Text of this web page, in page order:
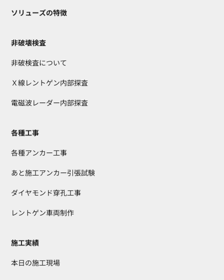
ソリューズの特徴
非破壊検査
非破検査について
Ｘ線レントゲン内部探査
電磁波レーダー内部探査
各種工事
各種アンカー工事
あと施工アンカー引張試験
ダイヤモンド穿孔工事
レントゲン車両制作
施工実績
本日の施工現場